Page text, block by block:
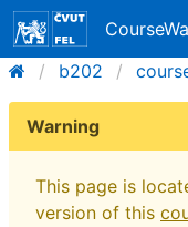
b202
Warning
This page is
version of this